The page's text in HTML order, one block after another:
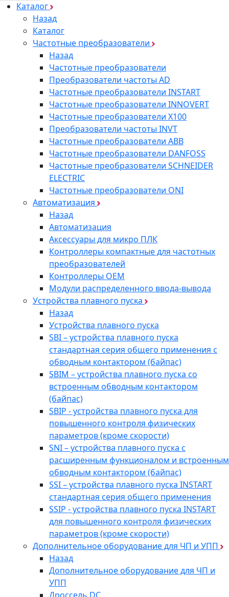
Каталог
Назад
Каталог
Частотные преобразователи
Назад
Частотные преобразователи
Преобразователи частоты AD
Частотные преобразователи INSTART
Частотные преобразователи INNOVERT
Частотные преобразователи Х100
Преобразователи частоты INVT
Частотные преобразователи ABB
Частотные преобразователи DANFOSS
Частотные преобразователи SCHNEIDER
ELECTRIC
Частотные преобразователи ONI
Автоматизация
Назад
Автоматизация
Аксессуары для микро ПЛК
Контроллеры компактные для частотных
преобразователей
Контроллеры ОЕМ
Модули распределенного ввода-вывода
Устройства плавного пуска
Назад
Устройства плавного пуска
SBI – устройства плавного пуска
стандартная серия общего применения с
обводным контактором (байпас)
SBIM – устройства плавного пуска со
встроенным обводным контактором
(байпас)
SBIP - устройства плавного пуска для
повышенного контроля физических
параметров (кроме скорости)
SNI – устройства плавного пуска с
расширенным функционалом и встроенным
обводным контактором (байпас)
SSI – устройства плавного пуска INSTART
стандартная серия общего применения
SSIP - устройства плавного пуска INSTART
для повышенного контроля физических
параметров (кроме скорости)
Дополнительное оборудование для ЧП и УПП
Назад
Дополнительное оборудование для ЧП и
УПП